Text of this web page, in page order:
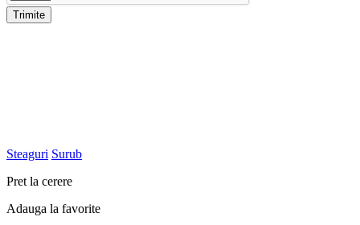
Trimite
Steaguri Surub
Pret la cerere
Adauga la favorite